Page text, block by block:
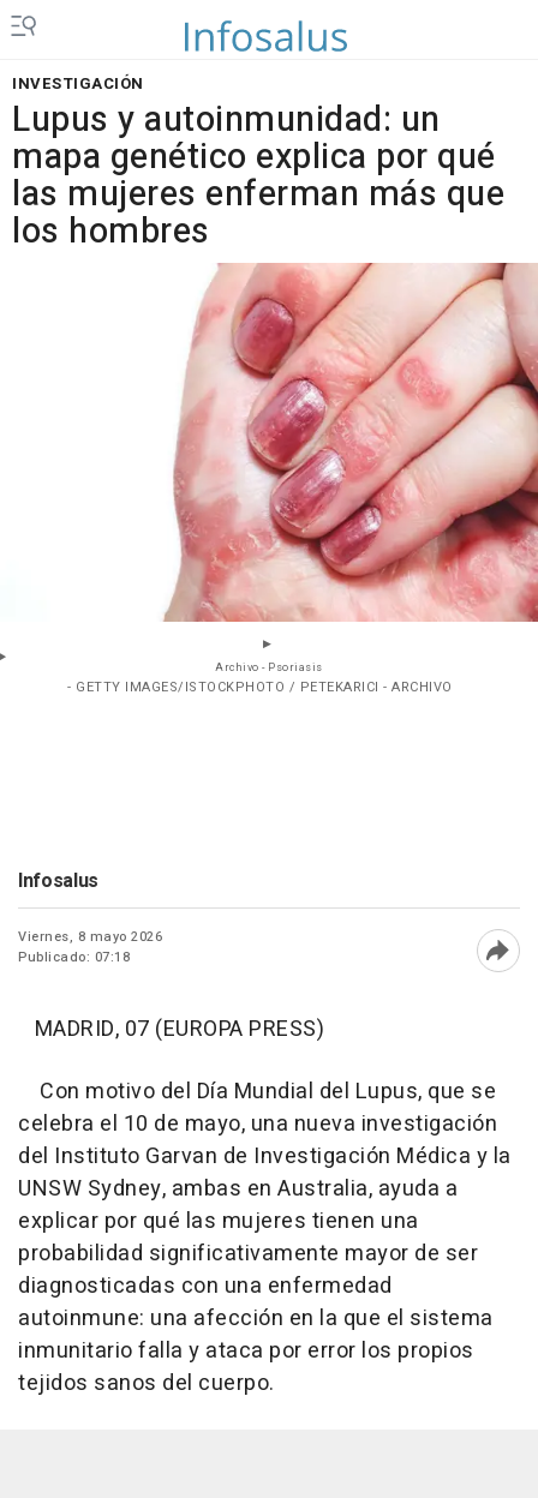
INVESTIGACIÓN
Lupus y autoinmunidad: un
mapa genético explica por qué
las mujeres enferman más que
los hombres
Archivo - Psoriasis
- GETTY IMAGES/ISTOCKPHOTO / PETEKARICI - ARCHIVO
Infosalus
Viernes, 8 mayo 2026
Publicado: 07:18
MADRID, 07 (EUROPA PRESS)
Con motivo del Día Mundial del Lupus, que se
celebra el 10 de mayo, una nueva investigación
del Instituto Garvan de Investigación Médica y la
UNSW Sydney, ambas en Australia, ayuda a
explicar por qué las mujeres tienen una
probabilidad significativamente mayor de ser
diagnosticadas con una enfermedad
autoinmune: una afección en la que el sistema
inmunitario falla y ataca por error los propios
tejidos sanos del cuerpo.